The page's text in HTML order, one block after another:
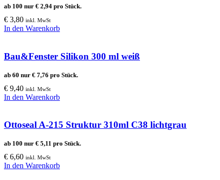
ab 100 nur € 2,94 pro Stück.
€ 3,80 inkl. MwSt
In den Warenkorb
Bau&Fenster Silikon 300 ml weiß
ab 60 nur € 7,76 pro Stück.
€ 9,40 inkl. MwSt
In den Warenkorb
Ottoseal A-215 Struktur 310ml C38 lichtgrau
ab 100 nur € 5,11 pro Stück.
€ 6,60 inkl. MwSt
In den Warenkorb